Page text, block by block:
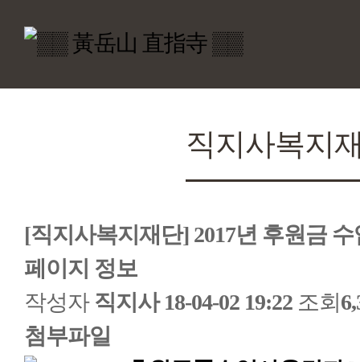
직지사복지
[직지사복지재단] 2017년 후원금
페이지 정보
작성자 직지사 18-04-02 19:22 조회
첨부파일